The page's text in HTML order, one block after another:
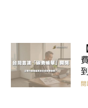
閱